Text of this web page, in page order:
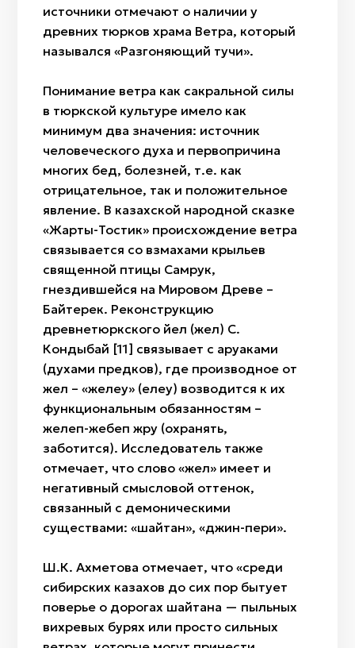
источники отмечают о наличии у
древних тюрков храма Ветра, который
назывался «Разгоняющий тучи».
Понимание ветра как сакральной силы
в тюркской культуре имело как
минимум два значения: источник
человеческого духа и первопричина
многих бед, болезней, т.е. как
отрицательное, так и положительное
явление. В казахской народной сказке
«Жарты-Тостик» происхождение ветра
связывается со взмахами крыльев
священной птицы Самрук,
гнездившейся на Мировом Древе –
Байтерек. Реконструкцию
древнетюркского йел (жел) С.
Кондыбай [11] связывает с аруаками
(духами предков), где производное от
жел – «желеу» (елеу) возводится к их
функциональным обязанностям –
желеп-жебеп жүру (охранять,
заботится). Исследователь также
отмечает, что слово «жел» имеет и
негативный смысловой оттенок,
связанный с демоническими
существами: «шайтан», «джин-пери».
Ш.К. Ахметова отмечает, что «среди
сибирских казахов до сих пор бытует
поверье о дорогах шайтана — пыльных
вихревых бурях или просто сильных